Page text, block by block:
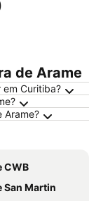
de Arame
Curitiba?
Arame?
CWB
San Martin